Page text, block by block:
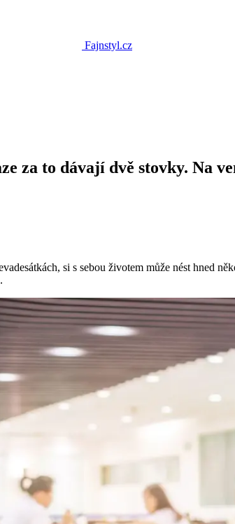
Fajnstyl.cz
za to dávají dvě stovky. Na
si s sebou životem může nést hned